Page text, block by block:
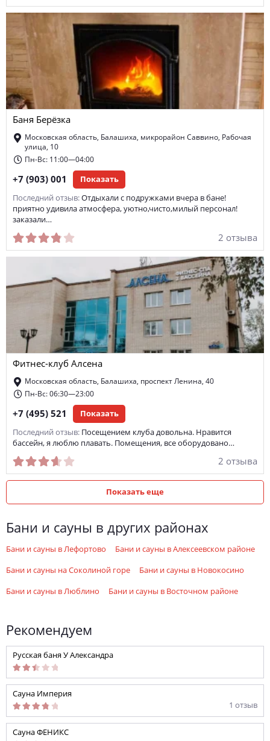
Баня Берёзка
Московская область, Балашиха, микрорайон Саввино, Рабочая
улица, 10
Пн-Вс: 11:00—04:00
+7 (903) 001 Показать
Последний отзыв: Отдыхали с подружками вчера в бане!
приятно удивила атмосфера, уютно,чисто,милый персонал!
заказали…
2 отзыва
Фитнес-клуб Алсена
Московская область, Балашиха, проспект Ленина, 40
Пн-Вс: 06:30—23:00
+7 (495) 521 Показать
Последний отзыв: Посещением клуба довольна. Нравится
бассейн, я люблю плавать. Помещения, все оборудовано…
2 отзыва
Показать еще
Бани и сауны в других районах
Бани и сауны в Лефортово Бани и сауны в Алексеевском районе
Бани и сауны на Соколиной горе Бани и сауны в Новокосино
Бани и сауны в Люблино Бани и сауны в Восточном районе
Рекомендуем
Русская баня У Александра
Сауна Империя
1 отзыв
Сауна ФЕНИКС